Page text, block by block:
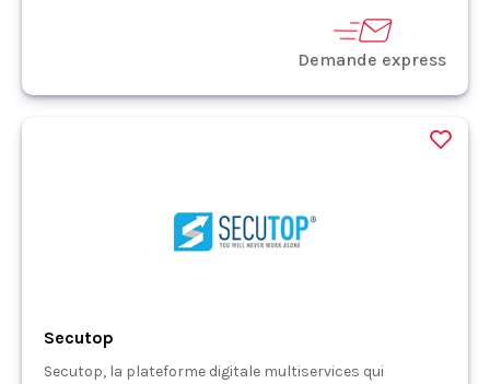
Demande express
Secutop
Secutop, la plateforme digitale multiservices qui